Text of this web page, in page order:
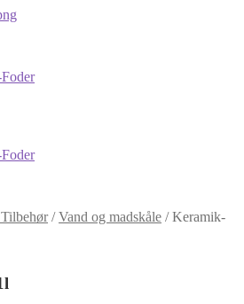
/Vand og madskåle /Keramik-